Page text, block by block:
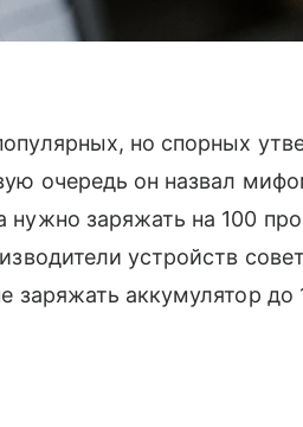
но спорных
очередь он назвал
нужно заряжать на 100
устройств
заряжать аккумулятор до